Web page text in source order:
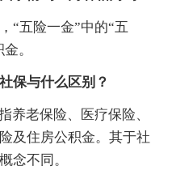
五险一金”中的“五
。
保与什么区别？
老保险、医疗保险、
及住房公积金。其于社
念不同。